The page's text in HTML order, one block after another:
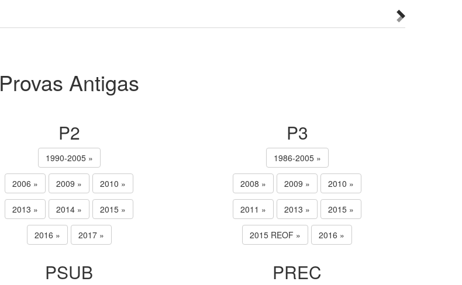
Provas Antigas
P2
1990-2005 »
2006 » 2009 » 2010 »
2013 » 2014 » 2015 »
2016 » 2017 »
P3
1986-2005 »
2008 » 2009 » 2010 »
2011 » 2013 » 2015 »
2015 REOF » 2016 »
PSUB PREC